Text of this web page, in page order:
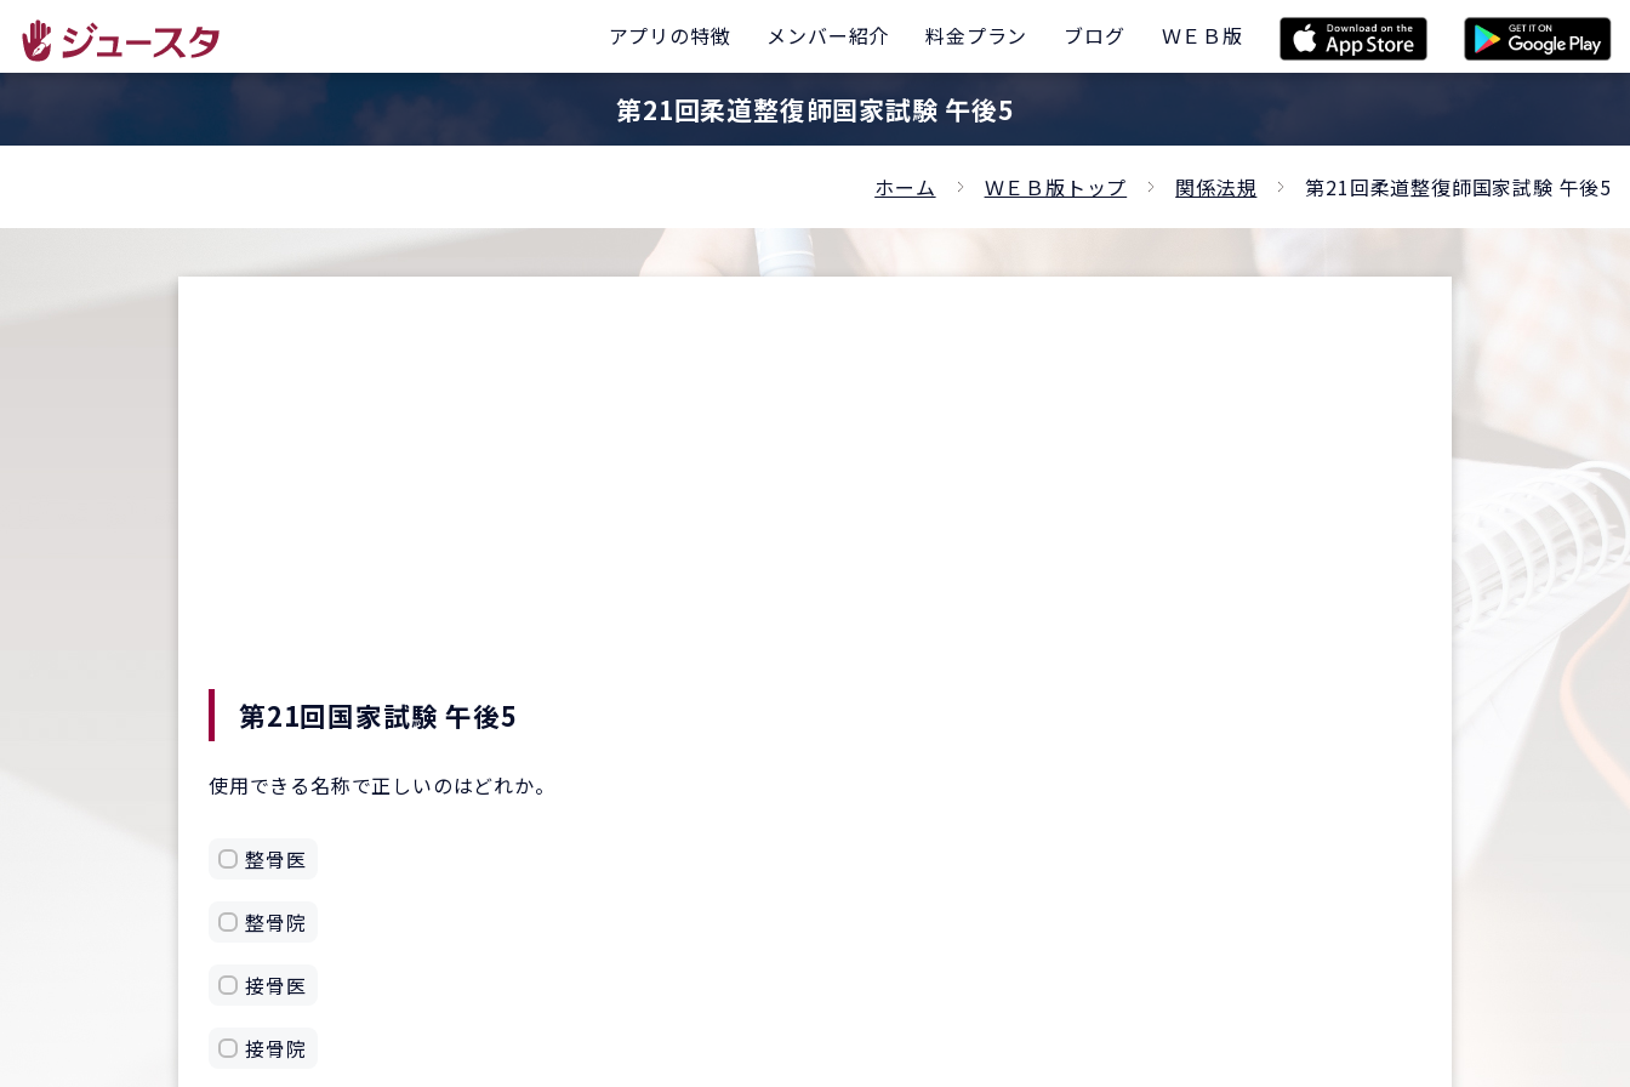
アプリの特徴 メンバー紹介 料金プラン ブログ ＷＥＢ版
第21回柔道整復師国家試験 午後5
ホーム ＷＥＢ版トップ 関係法規 第21回柔道整復師国家試験 午後5
第21回国家試験 午後5
使用できる名称で正しいのはどれか。
整骨医
整骨院
接骨医
接骨院